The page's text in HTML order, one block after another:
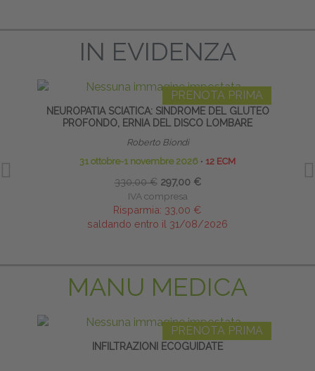
IN EVIDENZA
PRENOTA PRIMA
NEUROPATIA SCIATICA: SINDROME DEL GLUTEO
PROFONDO, ERNIA DEL DISCO LOMBARE
Roberto Biondi
31 ottobre-1 novembre 2026 ∙ 12 ECM
330,00 € 297,00 €
IVA compresa
Risparmia: 33,00 €
saldando entro il 31/08/2026
MANU MEDICA
PRENOTA PRIMA
INFILTRAZIONI ECOGUIDATE